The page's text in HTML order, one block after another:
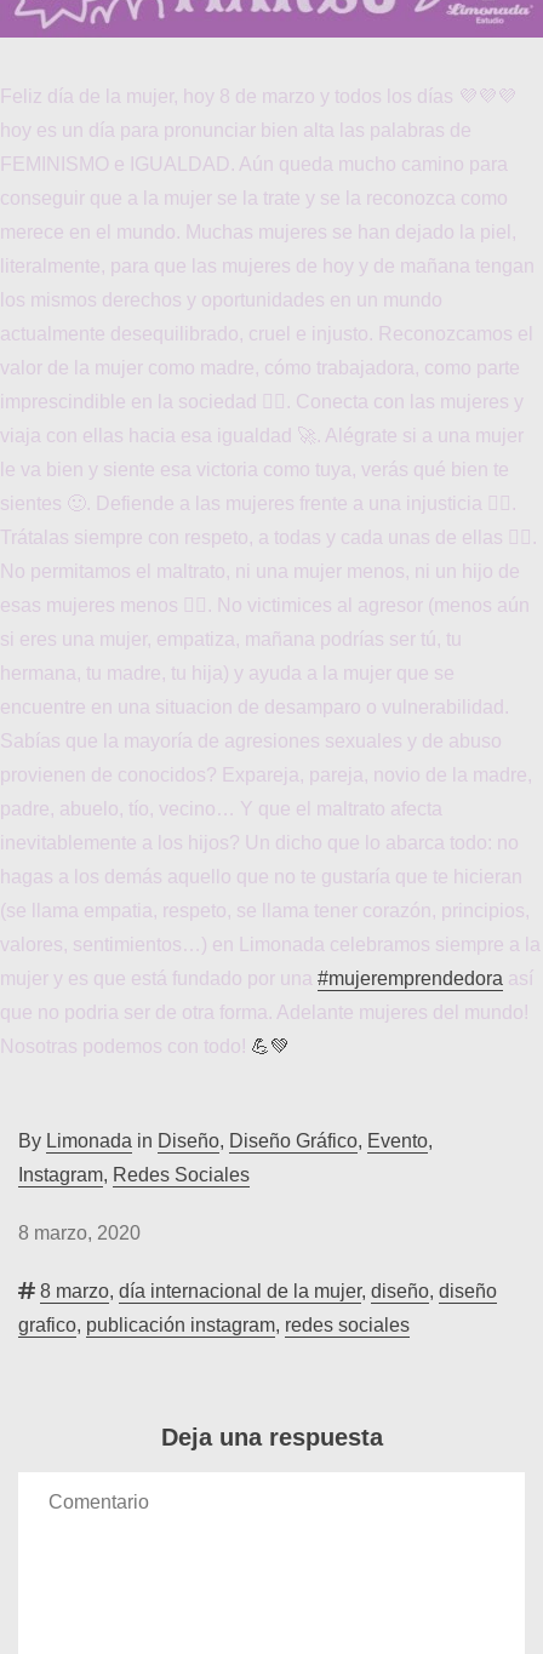
Feliz día de la mujer, hoy 8 de marzo y todos los días 💜💜💜
hoy es un día para pronunciar bien alta las palabras de
FEMINISMO e IGUALDAD. Aún queda mucho camino para
conseguir que a la mujer se la trate y se la reconozca como
merece en el mundo. Muchas mujeres se han dejado la piel,
literalmente, para que las mujeres de hoy y de mañana tengan
los mismos derechos y oportunidades en un mundo
actualmente desequilibrado, cruel e injusto. Reconozcamos el
valor de la mujer como madre, cómo trabajadora, como parte
imprescindible en la sociedad 🙆‍♀️. Conecta con las mujeres y
viaja con ellas hacia esa igualdad 🚀. Alégrate si a una mujer
le va bien y siente esa victoria como tuya, verás qué bien te
sientes 🙂. Defiende a las mujeres frente a una injusticia 🙇‍♀️.
Trátalas siempre con respeto, a todas y cada unas de ellas 🙋‍♀️.
No permitamos el maltrato, ni una mujer menos, ni un hijo de
esas mujeres menos 🙅‍♀️. No victimices al agresor (menos aún
si eres una mujer, empatiza, mañana podrías ser tú, tu
hermana, tu madre, tu hija) y ayuda a la mujer que se
encuentre en una situacion de desamparo o vulnerabilidad.
Sabías que la mayoría de agresiones sexuales y de abuso
provienen de conocidos? Expareja, pareja, novio de la madre,
padre, abuelo, tío, vecino… Y que el maltrato afecta
inevitablemente a los hijos? Un dicho que lo abarca todo: no
hagas a los demás aquello que no te gustaría que te hicieran
(se llama empatia, respeto, se llama tener corazón, principios,
valores, sentimientos…) en Limonada celebramos siempre a la
mujer y es que está fundado por una #mujeremprendedora así
que no podria ser de otra forma. Adelante mujeres del mundo!
Nosotras podemos con todo! 💪💚
By Limonada in Diseño, Diseño Gráfico, Evento,
Instagram, Redes Sociales
8 marzo, 2020
8 marzo, día internacional de la mujer, diseño, diseño
grafico, publicación instagram, redes sociales
Deja una respuesta